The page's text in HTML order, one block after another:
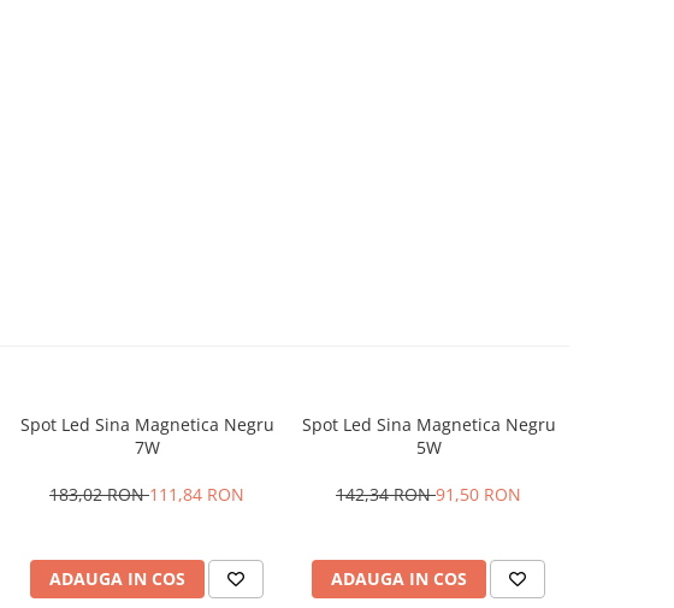
Spot Led Sina Magnetica Negru
7W
183,02 RON111,84 RON
ADAUGA IN COS
Spot Led Sina Magnetica Negru
5W
142,34 RON91,50 RON
ADAUGA IN COS